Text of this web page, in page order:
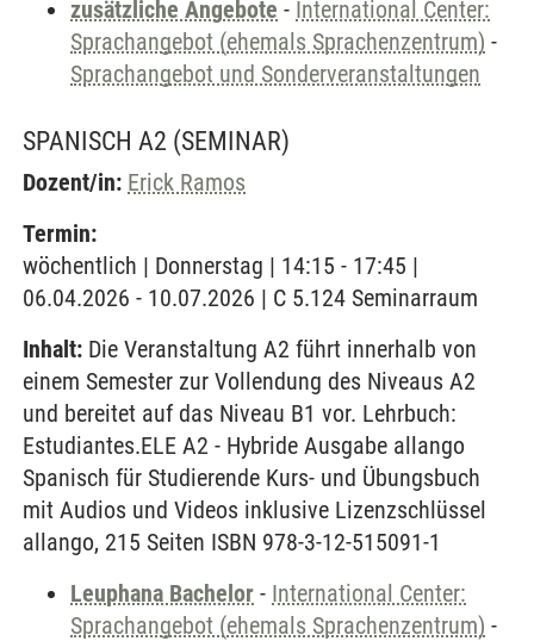
zusätzliche Angebote - International Center:
Sprachangebot (ehemals Sprachenzentrum) -
Sprachangebot und Sonderveranstaltungen
SPANISCH A2 (SEMINAR)
Dozent/in: Erick Ramos
Termin:
wöchentlich | Donnerstag | 14:15 - 17:45 |
06.04.2026 - 10.07.2026 | C 5.124 Seminarraum
Inhalt: Die Veranstaltung A2 führt innerhalb von
einem Semester zur Vollendung des Niveaus A2
und bereitet auf das Niveau B1 vor. Lehrbuch:
Estudiantes.ELE A2 - Hybride Ausgabe allango
Spanisch für Studierende Kurs- und Übungsbuch
mit Audios und Videos inklusive Lizenzschlüssel
allango, 215 Seiten ISBN 978-3-12-515091-1
Leuphana Bachelor - International Center:
Sprachangebot (ehemals Sprachenzentrum) -